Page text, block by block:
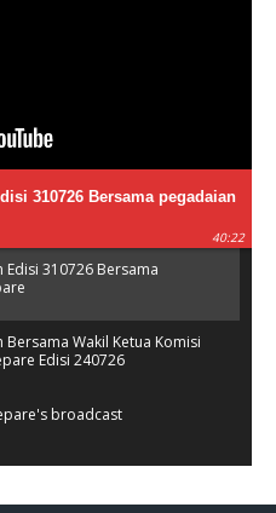
310726 Bersama pegadaian
40:22
310726 Bersama
Wakil Ketua Komisi
Edisi 240726
broadcast